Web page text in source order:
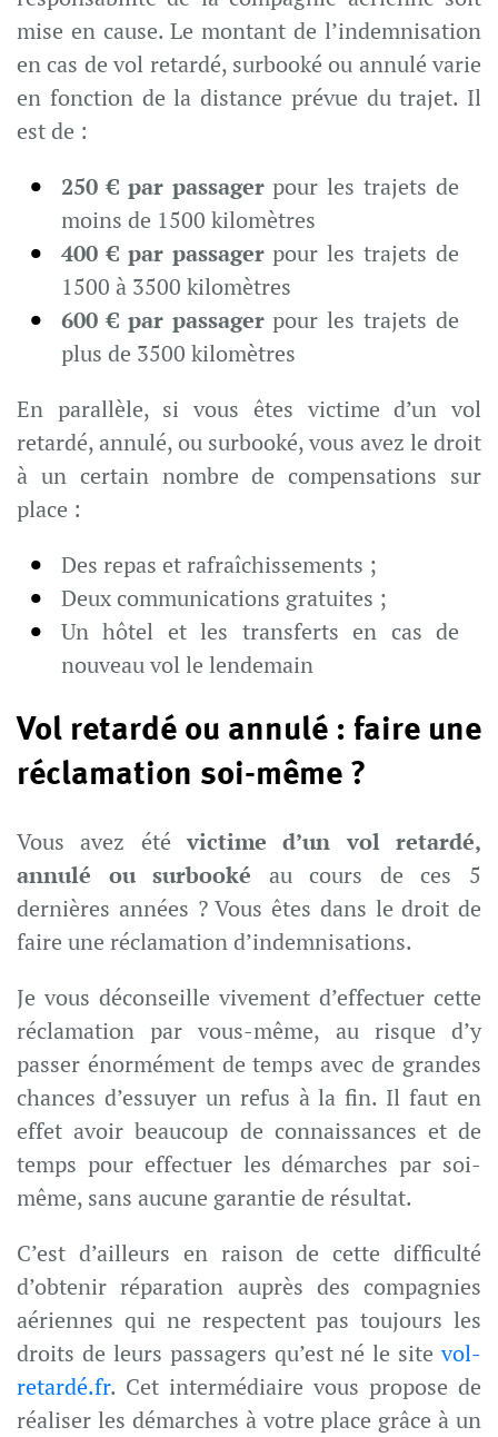
mise en cause. Le montant de l’indemnisation
en cas de vol retardé, surbooké ou annulé varie
en fonction de la distance prévue du trajet. Il
est de :
250 € par passagerpour les trajets de
moins de 1500 kilomètres
400 € par passagerpour les trajets de
1500 à 3500 kilomètres
600 € par passagerpour les trajets de
plus de 3500 kilomètres
En parallèle, si vous êtes victime d’un vol
retardé, annulé, ou surbooké, vous avez le droit
à un certain nombre de compensations sur
place :
Des repas et rafraîchissements ;
Deux communications gratuites ;
Un hôtel et les transferts en cas de
nouveau vol le lendemain
Vol retardé ou annulé : faire une
réclamation soi-même ?
Vous avez étévictime d’un vol retardé,
annulé ou surbooké au cours de ces 5
dernières années ? Vous êtes dans le droit de
faire une réclamation d’indemnisations.
Je vous déconseille vivement d’effectuer cette
réclamation par vous-même, au risque d’y
passer énormément de temps avec de grandes
chances d’essuyer un refus à la fin. Il faut en
effet avoir beaucoup de connaissances et de
temps pour effectuer les démarches par soi-
même, sans aucune garantie de résultat.
C’est d’ailleurs en raison de cette difficulté
d’obtenir réparation auprès des compagnies
aériennes qui ne respectent pas toujours les
droits de leurs passagers qu’est né le sitevol-
retardé.fr. Cet intermédiaire vous propose de
réaliser les démarches à votre place grâce à un